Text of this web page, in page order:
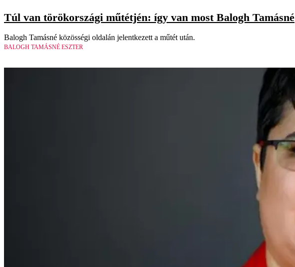
Túl van törökországi műtétjén: így van most Balogh Tamásné
Balogh Tamásné közösségi oldalán jelentkezett a műtét után.
BALOGH TAMÁSNÉ ESZTER